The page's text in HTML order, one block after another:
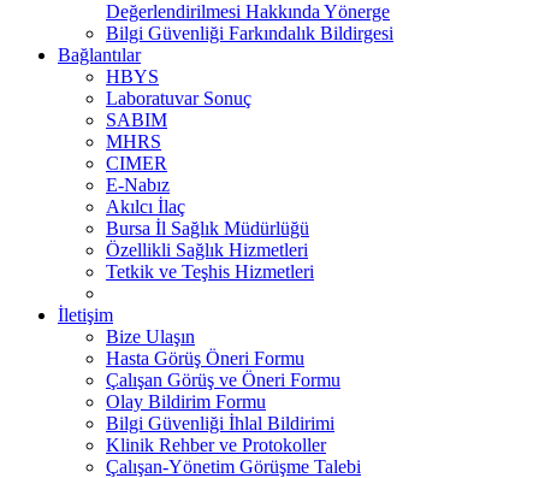
Değerlendirilmesi Hakkında Yönerge
Bilgi Güvenliği Farkındalık Bildirgesi
Bağlantılar
HBYS
Laboratuvar Sonuç
SABIM
MHRS
CIMER
E-Nabız
Akılcı İlaç
Bursa İl Sağlık Müdürlüğü
Özellikli Sağlık Hizmetleri
Tetkik ve Teşhis Hizmetleri
İletişim
Bize Ulaşın
Hasta Görüş Öneri Formu
Çalışan Görüş ve Öneri Formu
Olay Bildirim Formu
Bilgi Güvenliği İhlal Bildirimi
Klinik Rehber ve Protokoller
Çalışan-Yönetim Görüşme Talebi